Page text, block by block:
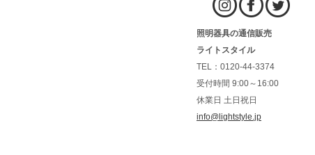
照明器具の通信販売
ライトスタイル
TEL：0120-44-3374
受付時間 9:00～16:00
休業日 土日祝日
info@lightstyle.jp